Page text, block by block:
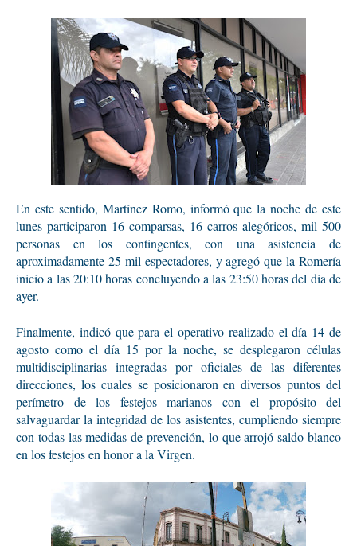
En este sentido, Martínez Romo, informó que la noche de este
lunes participaron 16 comparsas, 16 carros alegóricos, mil 500
personas en los contingentes, con una asistencia de
aproximadamente 25 mil espectadores, y agregó que la Romería
inicio a las 20:10 horas concluyendo a las 23:50 horas del día de
ayer.
Finalmente, indicó que para el operativo realizado el día 14 de
agosto como el día 15 por la noche, se desplegaron células
multidisciplinarias integradas por oficiales de las diferentes
direcciones, los cuales se posicionaron en diversos puntos del
perímetro de los festejos marianos con el propósito del
salvaguardar la integridad de los asistentes, cumpliendo siempre
con todas las medidas de prevención, lo que arrojó saldo blanco
en los festejos en honor a la Virgen.